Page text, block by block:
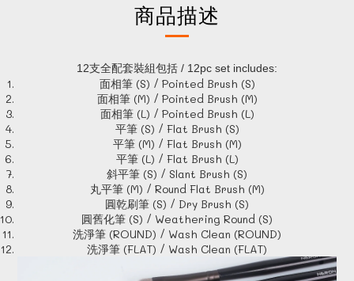
商品描述
12支全配套裝組包括 / 12pc set includes:
面相筆 (S) / Pointed Brush (S)
面相筆 (M) / Pointed Brush (M)
面相筆 (L) / Pointed Brush (L)
平筆 (S) / Flat Brush (S)
平筆 (M) / Flat Brush (M)
平筆 (L) / Flat Brush (L)
斜平筆 (S) / Slant Brush (S)
丸平筆 (M) / Round Flat Brush (M)
圓乾刷筆 (S) / Dry Brush (S)
圓舊化筆 (S) / Weathering Round (S)
洗淨筆 (ROUND) / Wash Clean (ROUND)
洗淨筆 (FLAT) / Wash Clean (FLAT)